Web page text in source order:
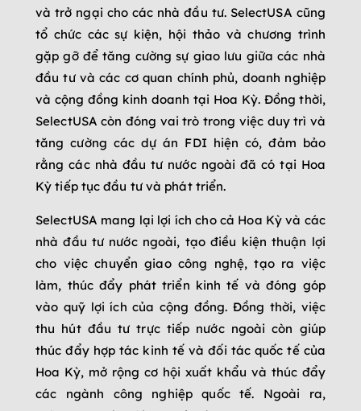
và trở ngại cho các nhà đầu tư. SelectUSA cũng
tổ chức các sự kiện, hội thảo và chương trình
gặp gỡ để tăng cường sự giao lưu giữa các nhà
đầu tư và các cơ quan chính phủ, doanh nghiệp
và cộng đồng kinh doanh tại Hoa Kỳ. Đồng thời,
SelectUSA còn đóng vai trò trong việc duy trì và
tăng cường các dự án FDI hiện có, đảm bảo
rằng các nhà đầu tư nước ngoài đã có tại Hoa
Kỳ tiếp tục đầu tư và phát triển.
SelectUSA mang lại lợi ích cho cả Hoa Kỳ và các
nhà đầu tư nước ngoài, tạo điều kiện thuận lợi
cho việc chuyển giao công nghệ, tạo ra việc
làm, thúc đẩy phát triển kinh tế và đóng góp
vào quỹ lợi ích của cộng đồng. Đồng thời, việc
thu hút đầu tư trực tiếp nước ngoài còn giúp
thúc đẩy hợp tác kinh tế và đối tác quốc tế của
Hoa Kỳ, mở rộng cơ hội xuất khẩu và thúc đẩy
các ngành công nghiệp quốc tế. Ngoài ra,